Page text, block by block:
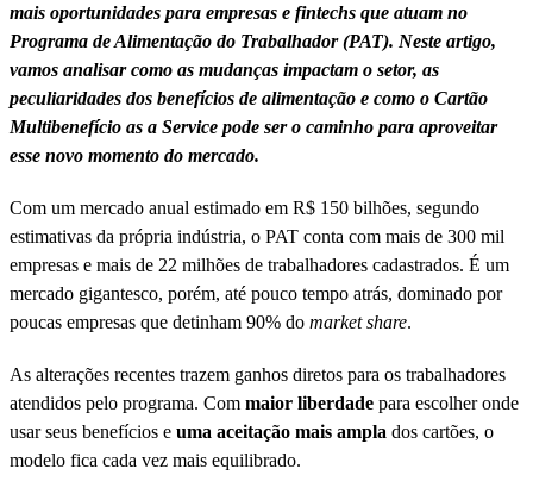
mais oportunidades para empresas e fintechs que atuam no
Programa de Alimentação do Trabalhador (PAT). Neste artigo,
vamos analisar como as mudanças impactam o setor, as
peculiaridades dos benefícios de alimentação e como o Cartão
Multibenefício as a Service pode ser o caminho para aproveitar
esse novo momento do mercado.
Com um mercado anual estimado em R$ 150 bilhões, segundo
estimativas da própria indústria, o PAT conta com mais de 300 mil
empresas e mais de 22 milhões de trabalhadores cadastrados. É um
mercado gigantesco, porém, até pouco tempo atrás, dominado por
poucas empresas que detinham 90% do market share.
As alterações recentes trazem ganhos diretos para os trabalhadores
atendidos pelo programa. Com maior liberdade para escolher onde
usar seus benefícios e uma aceitação mais ampla dos cartões, o
modelo fica cada vez mais equilibrado.